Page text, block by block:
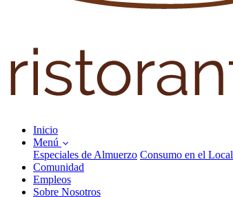
Inicio
Menú
Especiales de Almuerzo Consumo en el Local
Comunidad
Empleos
Sobre Nosotros